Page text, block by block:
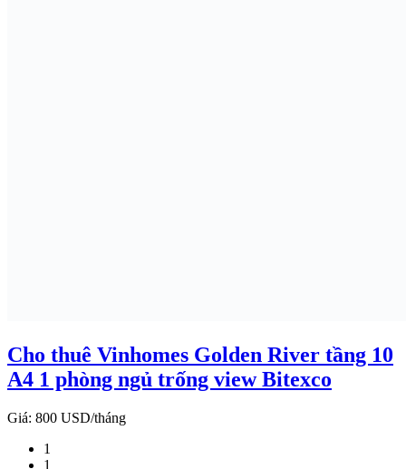
Cho thuê Vinhomes Golden River tầng 10
A4 1 phòng ngủ trống view Bitexco
Giá: 800 USD/tháng
1
1